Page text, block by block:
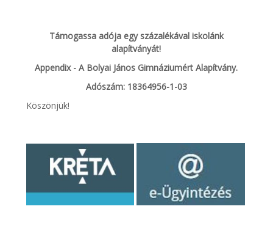
Támogassa adója egy százalékával iskolánk
alapítványát!
Appendix - A Bolyai János Gimnáziumért Alapítvány.
Adószám: 18364956-1-03
Köszönjük!